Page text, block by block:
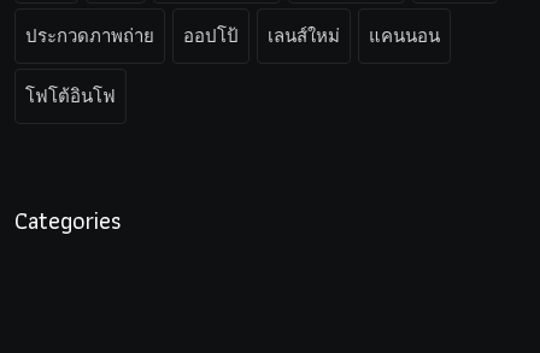
ประกวดภาพถ่าย ออปโป้ เลนส์ใหม่ แคนนอน
โฟโต้อินโฟ
Categories